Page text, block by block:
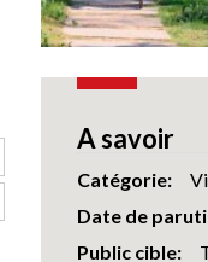
A savoir
Catégorie
Date de
Public cible